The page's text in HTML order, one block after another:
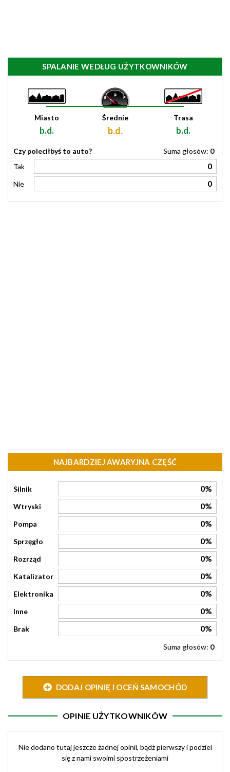
SPALANIE WEDŁUG UŻYTKOWNIKÓW
Miasto
b.d.
Średnie
b.d.
Trasa
b.d.
Czy poleciłbyś to auto? Suma głosów: 0
Tak
0
Nie 0
NAJBARDZIEJ AWARYJNA CZĘŚĆ
Silnik 0%
Wtryski 0%
Pompa 0%
Sprzęgło 0%
Rozrząd 0%
Katalizator 0%
Elektronika 0%
Inne 0%
Brak 0%
Suma głosów: 0
DODAJ OPINIĘ I OCEŃ SAMOCHÓD
OPINIE UŻYTKOWNIKÓW
Nie dodano tutaj jeszcze żadnej opinii, bądż pierwszy i podziel
się z nami swoimi spostrzeżeniami